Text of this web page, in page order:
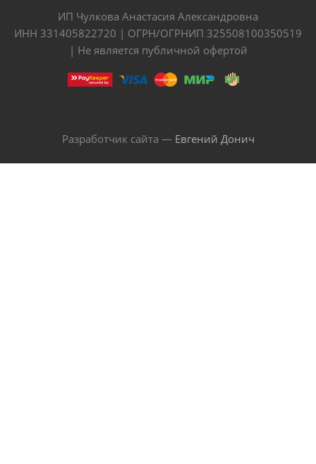
ИП Чулкова Анастасия Александровна
ИНН 331405822720 | ОГРН/ОГРНИП 325508100350519
| Не является публичной офертой
Разработчик сайта — Евгений Донич